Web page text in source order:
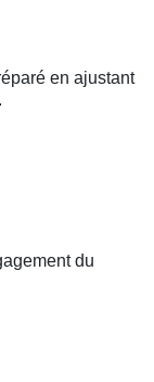
en ajustant
du